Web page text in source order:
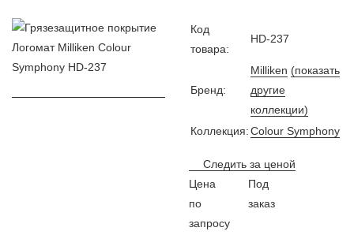
Код
товара:
HD-237
Бренд:
Milliken (показать
другие
коллекции)
Коллекция:Colour Symphony
Следить за ценой
Цена
по
запросу
Под
заказ